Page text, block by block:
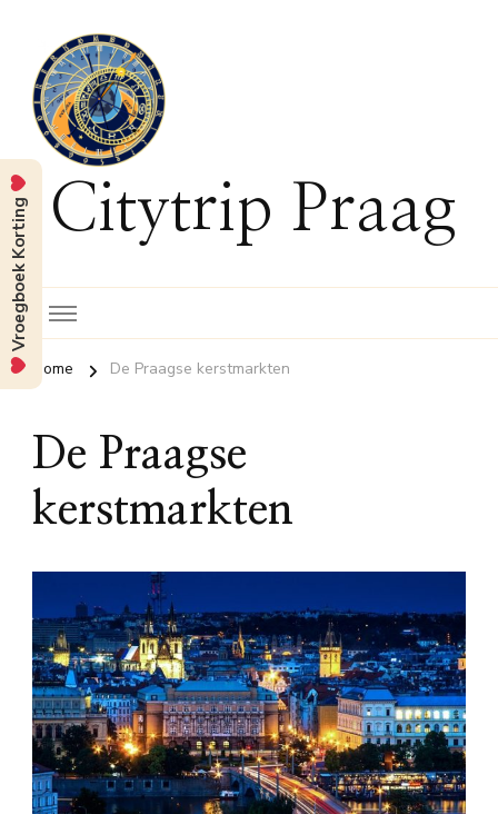
Citytrip Praag
Home De Praagse kerstmarkten
De Praagse
kerstmarkten
Vroegboek Korting